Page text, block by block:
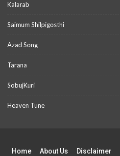
Kalarab
Saimum Shilpigosthi
Azad Song
Tarana
SobujKuri
Heaven Tune
Home About Us Disclaimer